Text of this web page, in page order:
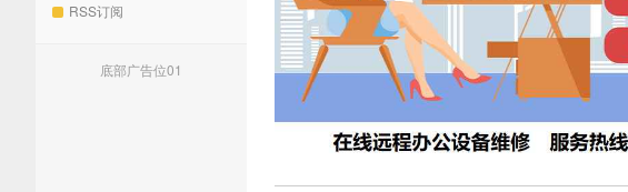
RSS订阅
底部广告位01